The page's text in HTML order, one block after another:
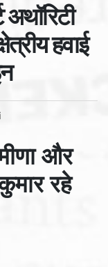
अथॉरिटी
हवाई
और
रहे